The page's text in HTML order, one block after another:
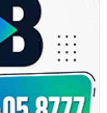
foca campanha na infraestrutura